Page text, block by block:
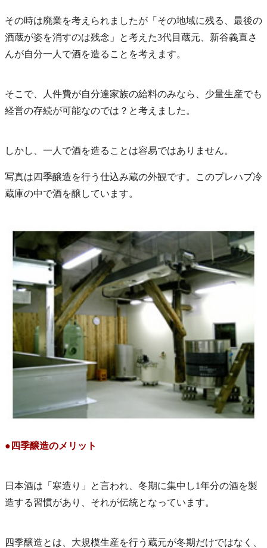
その時は廃業を考えられましたが「その地域に残る、最後の
酒蔵が姿を消すのは残念」と考えた3代目蔵元、新谷義直さ
んが自分一人で酒を造ることを考えます。
そこで、人件費が自分達家族の給料のみなら、少量生産でも
経営の存続が可能なのでは？と考えました。
しかし、一人で酒を造ることは容易ではありません。
写真は四季醸造を行う仕込み蔵の外観です。このプレハブ冷
蔵庫の中で酒を醸しています。
●四季醸造のメリット
日本酒は「寒造り」と言われ、冬期に集中し1年分の酒を製
造する習慣があり、それが伝統となっています。
四季醸造とは、大規模生産を行う蔵元が冬期だけではなく、